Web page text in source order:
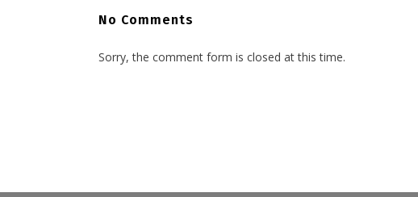
No Comments
Sorry, the comment form is closed at this time.